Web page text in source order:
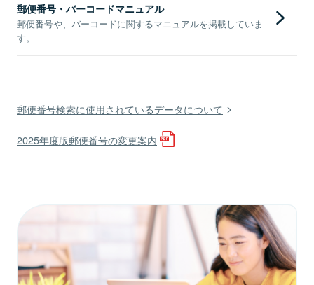
郵便番号・バーコードマニュアル
郵便番号や、バーコードに関するマニュアルを掲載していま
す。
郵便番号検索に使用されているデータについて
2025年度版郵便番号の変更案内